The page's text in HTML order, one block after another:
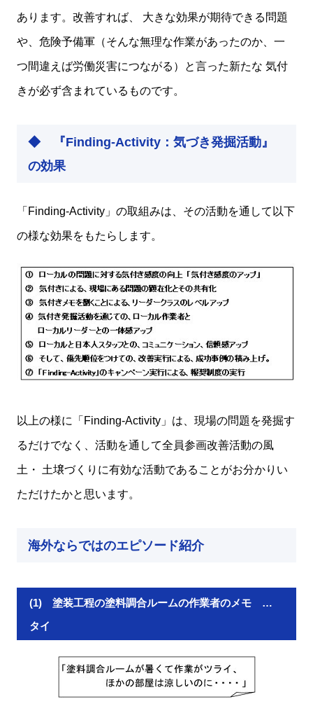
あります。改善すれば、 大きな効果が期待できる問題
や、危険予備軍（そんな無理な作業があったのか、一
つ間違えば労働災害につながる）と言った新たな 気付
きが必ず含まれているものです。
◆ 『Finding-Activity：気づき発掘活動』
の効果
「Finding-Activity」の取組みは、その活動を通して以下
の様な効果をもたらします。
以上の様に「Finding-Activity」は、現場の問題を発掘す
るだけでなく、活動を通して全員参画改善活動の風
土・ 土壌づくりに有効な活動であることがお分かりい
ただけたかと思います。
海外ならではのエピソード紹介
(1) 塗装工程の塗料調合ルームの作業者のメモ …
タイ